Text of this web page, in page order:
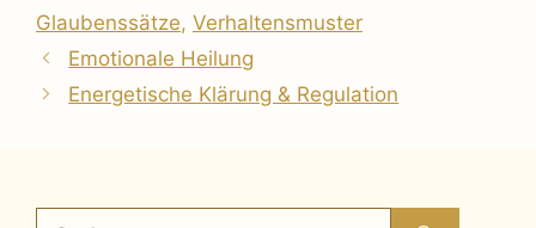
Glaubenssätze, Verhaltensmuster
Emotionale Heilung
Energetische Klärung & Regulation